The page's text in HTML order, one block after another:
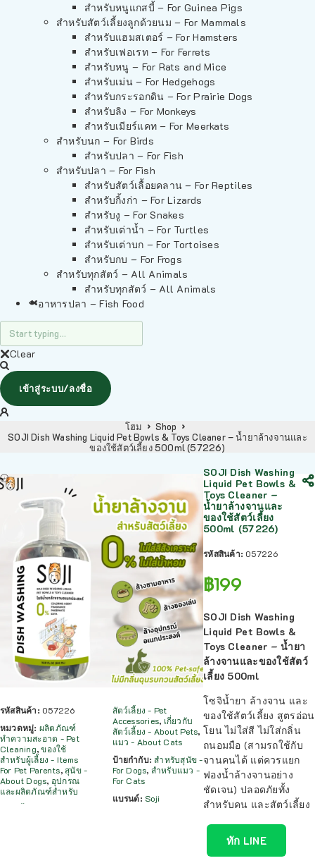
สำหรับหนูแกสบี้ – For Guinea Pigs
สำหรับสัตว์เลี้ยงลูกด้วยนม – For Mammals
สำหรับแฮมสเตอร์ – For Hamsters
สำหรับเฟอเรท – For Ferrets
สำหรับหนู – For Rats and Mice
สำหรับเม่น – For Hedgehogs
สำหรับกระรอกดิน – For Prairie Dogs
สำหรับลิง – For Monkeys
สำหรับเมียร์แคท – For Meerkats
สำหรับนก – For Birds
สำหรับปลา – For Fish
สำหรับปลา – For Fish
สำหรับสัตว์เลื้อยคลาน – For Reptiles
สำหรับกิ้งก่า – For Lizards
สำหรับงู – For Snakes
สำหรับเต่าน้ำ – For Turtles
สำหรับเต่าบก – For Tortoises
สำหรับกบ – For Frogs
สำหรับทุกสัตว์ – All Animals
สำหรับทุกสัตว์ – All Animals
อาหารปลา – Fish Food
Clear
เข้าสู่ระบบ/ลงชื่อ
โฮม
Shop
SOJI Dish Washing Liquid Pet Bowls & Toys Cleaner – น้ำยาล้างจานและ
ของใช้สัตว์เลี้ยง 500ml (57226)
รหัสสินค้า: 057226
หมวดหมู่: ผลิตภัณฑ์
ทำความสะอาด - Pet
Cleaning,ของใช้
สำหรับผู้เลี้ยง - Items
For Pet Parents,สุนัข -
About Dogs, อุปกรณ
และผลิตภัณฑ์สำหรับ
สัตว์เลี้ยง - Pet
Accessories, เกี่ยวกับ
สัตว์เลี้ยง - About Pets,
แมว - About Cats
ป้ายกำกับ:สำหรับสุนัข -
For Dogs, สำหรับแมว -
For Cats
แบรนด์: Soji
SOJI Dish Washing
Liquid Pet Bowls &
Toys Cleaner –
น้ำยาล้างจานและ
ของใช้สัตว์เลี้ยง
500ml (57226)
รหัสสินค้า: 057226
฿199
SOJI Dish Washing
Liquid Pet Bowls &
Toys Cleaner – น้ำยา
ล้างจานและของใช้สัตว์
เลี้ยง 500ml
โซจิน้ำยา ล้างจาน และ
ของใช้สัตว์เลี้ยง สูตรอ่อน
โยน ไม่ใส่สี ไม่ใส่กลิ่น
ถนอมมือ (สามรถใช้กับ
จานคนได้ แต่ควรแยก
ฟองน้ำล้างจานอย่าง
ชัดเจน) ปลอดภัยทั้ง
สำหรับคน และสัตว์เลี้ยง
ทัก LINE